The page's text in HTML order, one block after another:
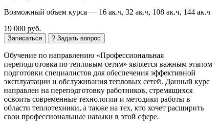
Возможный объем курса — 16 ак.ч, 32 ак.ч, 108 ак.ч, 144 ак.ч
19 000 руб.
Записаться ? Задать вопрос
Обучение по направлению «Профессиональная
переподготовка по тепловым сетям» является важным этапом
подготовки специалистов для обеспечения эффективной
эксплуатации и обслуживания тепловых сетей. Данный курс
направлен на переподготовку работников, стремящихся
освоить современные технологии и методики работы в
области теплотехники, а также на тех, кто хочет расширить
свои профессиональные навыки в этой сфере.